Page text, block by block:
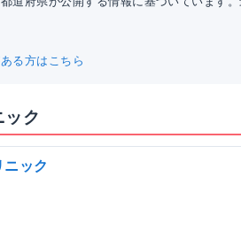
る方はこちら
ック
ニック